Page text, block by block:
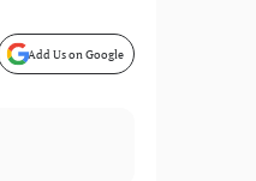
Add Us on Google